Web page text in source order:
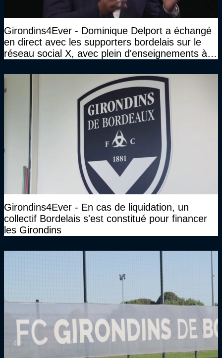
Girondins4Ever - Dominique Delport a échangé
en direct avec les supporters bordelais sur le
réseau social X, avec plein d'enseignements à la
Girondins4Ever - En cas de liquidation, un
collectif Bordelais s'est constitué pour financer
les Girondins